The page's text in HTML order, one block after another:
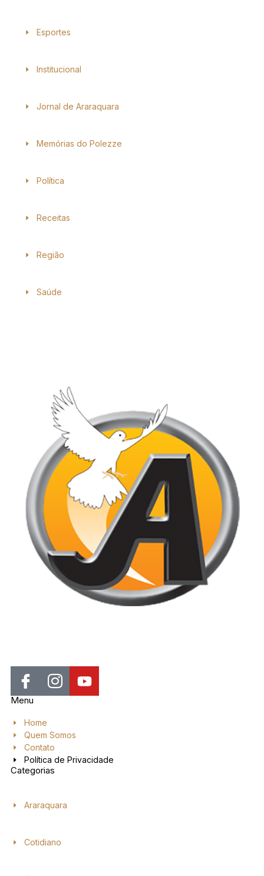
Esportes
Institucional
Jornal de Araraquara
Memórias do Polezze
Política
Receitas
Região
Saúde
Menu
Home
Quem Somos
Contato
Política de Privacidade
Categorias
Araraquara
Cotidiano